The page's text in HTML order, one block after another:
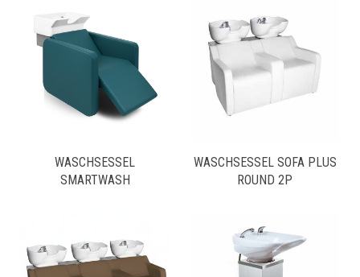
WASCHSESSEL
SMARTWASH
WASCHSESSEL SOFA PLUS
ROUND 2P